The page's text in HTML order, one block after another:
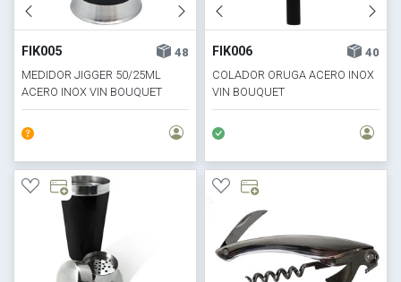
FIK005
48
MEDIDOR JIGGER 50/25ML
ACERO INOX VIN BOUQUET
FIK006
40
COLADOR ORUGA ACERO INOX
VIN BOUQUET